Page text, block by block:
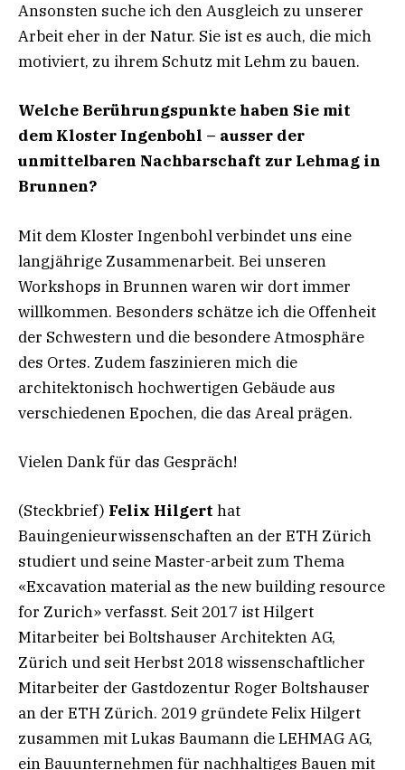
Ansonsten suche ich den Ausgleich zu unserer
Arbeit eher in der Natur. Sie ist es auch, die mich
motiviert, zu ihrem Schutz mit Lehm zu bauen.
Welche Berührungspunkte haben Sie mit
dem Kloster Ingenbohl – ausser der
unmittelbaren Nachbarschaft zur Lehmag in
Brunnen?
Mit dem Kloster Ingenbohl verbindet uns eine
langjährige Zusammenarbeit. Bei unseren
Workshops in Brunnen waren wir dort immer
willkommen. Besonders schätze ich die Offenheit
der Schwestern und die besondere Atmosphäre
des Ortes. Zudem faszinieren mich die
architektonisch hochwertigen Gebäude aus
verschiedenen Epochen, die das Areal prägen.
Vielen Dank für das Gespräch!
(Steckbrief) Felix Hilgert hat
Bauingenieurwissenschaften an der ETH Zürich
studiert und seine Master-arbeit zum Thema
«Excavation material as the new building resource
for Zurich» verfasst. Seit 2017 ist Hilgert
Mitarbeiter bei Boltshauser Architekten AG,
Zürich und seit Herbst 2018 wissenschaftlicher
Mitarbeiter der Gastdozentur Roger Boltshauser
an der ETH Zürich. 2019 gründete Felix Hilgert
zusammen mit Lukas Baumann die LEHMAG AG,
ein Bauunternehmen für nachhaltiges Bauen mit